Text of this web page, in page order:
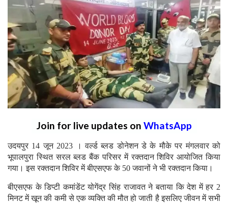
Join for live updates on WhatsApp
उदयपुर 14 जून 2023 । वर्ल्ड ब्लड डोनेशन डे के मौके पर मंगलवार को
भूपालपुरा स्थित सरल ब्लड बैंक परिसर में रक्तदान शिविर आयोजित किया
गया। इस रक्तदान शिविर में बीएसएफ के 50 जवानों ने भी रक्तदान किया।
बीएसएफ के डिप्टी कमांडेंट योगेंद्र सिंह राजावत ने बताया कि देश में हर 2
मिनट में खून की कमी से एक व्यक्ति की मौत हो जाती है इसलिए जीवन में सभी